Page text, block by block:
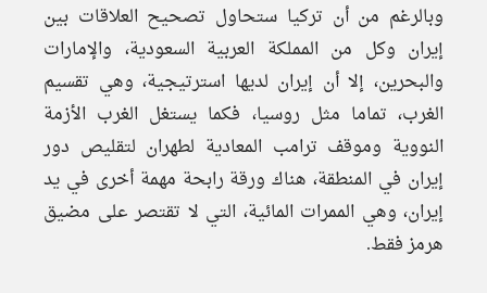
وبالرغم من أن تركيا ستحاول تصحيح العلاقات بين
إيران وكل من المملكة العربية السعودية، والإمارات
والبحرين، إلا أن إيران لديها استرتيجية، وهي تقسيم
الغرب، تماما مثل روسيا، فكما يستغل الغرب الأزمة
النووية وموقف ترامب المعادية لطهران لتقليص دور
إيران في المنطقة، هناك ورقة رابحة مهمة أخرى في يد
إيران، وهي الممرات المائية، التي لا تقتصر على مضيق
هرمز فقط.